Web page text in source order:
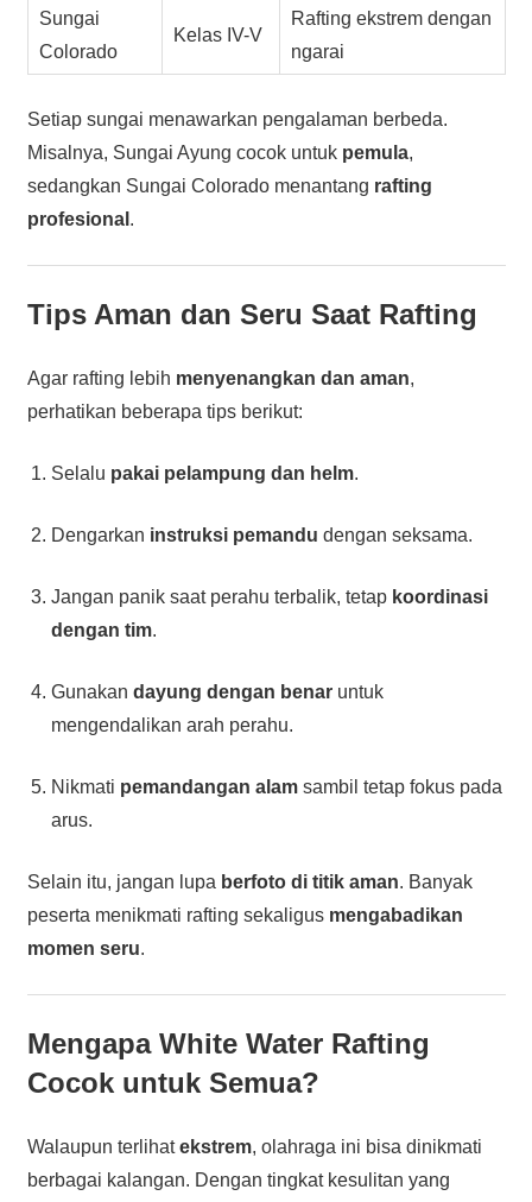
Sungai
Colorado
Kelas IV-V
Rafting ekstrem dengan
ngarai
Setiap sungai menawarkan pengalaman berbeda.
Misalnya, Sungai Ayung cocok untuk pemula,
sedangkan Sungai Colorado menantang rafting
profesional .
Tips Aman dan Seru Saat Rafting
Agar rafting lebih menyenangkan dan aman,
perhatikan beberapa tips berikut:
Selalu pakai pelampung dan helm.
Dengarkan instruksi pemandu dengan seksama.
Jangan panik saat perahu terbalik, tetap koordinasi
dengan tim.
Gunakan dayung dengan benaruntuk
mengendalikan arah perahu.
Nikmati pemandangan alamsambil tetap fokus pada
arus.
Selain itu, jangan lupa berfoto di titik aman. Banyak
peserta menikmati rafting sekaligus mengabadikan
momen seru.
Mengapa White Water Rafting
Cocok untuk Semua?
Walaupun terlihatekstrem, olahraga ini bisa dinikmati
berbagai kalangan. Dengan tingkat kesulitan yang